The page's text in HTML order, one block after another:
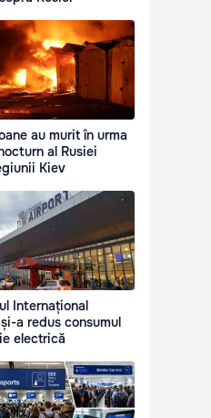
au murit în urma
al Rusiei
Kiev
Internațional
a redus consumul
electrică